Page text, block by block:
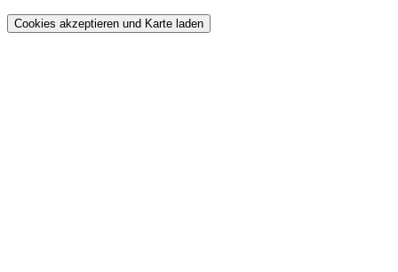
Cookies akzeptieren und Karte laden